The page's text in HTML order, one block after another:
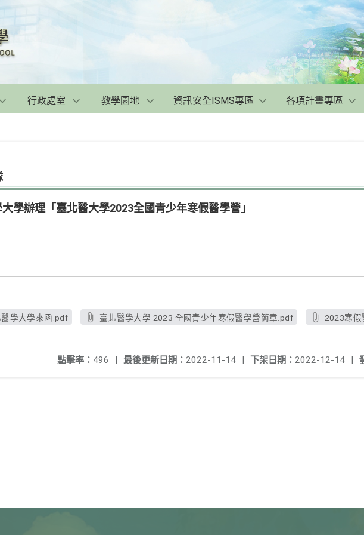
行政處室 教學園地 資訊安全ISMS專區 各項計畫專區
學辦理「臺北醫大學2023全國青少年寒假醫學營」
醫學大學來函.pdf 臺北醫學大學 2023 全國青少年寒假醫學營簡章.pdf 2023寒假
下架日期： 2022-12-14 |
最後更新日期： 2022-11-14 |
點擊率： 496 |